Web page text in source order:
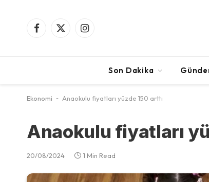
Facebook
X
Instagram
Son Dakika
Ekonomi - Anaokulu fiyatları yüzde 150 arttı
Anaokulu fiyatları
20/08/2024 1 Min Read